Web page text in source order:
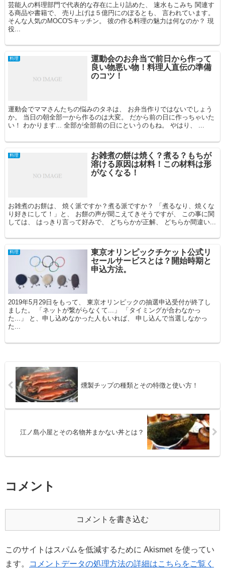
芸能人の料理部門で代表的な存在に上り詰めた、 速水もこみち 関連す
る商品や書籍で、 売り上げは５億円にのぼるとも、 言われています。
そんな人気のMOCO'Sキッチン。 彼の作る料理の魅力は何なのか？ 現
役...
料理
運動会のお弁当で前日から作って
良い物悪い物！料理人直伝の準備
のコツ！
運動会でママさんたちの悩みのタネは、 お弁当作りではないでしょう
か。 当日の朝全部一から作るのは大変。 だから前の日に作っちゃいた
い！ わかります... 全部が全部前の日にというのもね。 やはり、 ...
料理
お雑煮の餅は焼く？煮る？もちが
溶ける原因は材料！この材料は形
がなくなる！
お雑煮のお餅は、 焼く派ですか？煮る派ですか？ 「煮るなり、焼くな
り好きにして！」と、 お餅の声が聞こえてきそうですが、 この事に関
しては、 はっきり言って好みで、 どちらかが正解、 どちらか間違い...
料理
東京オリンピックチケット公式リ
セールサービスとは？開始時期と
申込方法。
2019年5月29日をもって、 東京オリンピックの抽選申込受付が終了し
ました。 「ネットが繋がらなくて...」 「タイミングが合わなかっ
た...」 と、申し込めなかった人もいれば、 申し込んで当選しなかっ
た...
燻製チップの種類とその特徴と使い方！
江ノ島小屋とその名物丼まかない丼とは？
コメント
コメントを書き込む
このサイトはスパムを低減するために Akismet を使ってい
ます。
コメントデータの処理方法の詳細はこちらをご覧く